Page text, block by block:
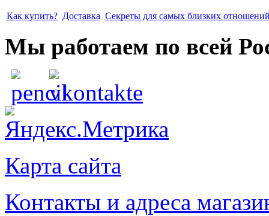
Как купить? Доставка Секреты для самых близких
Мы работаем по всей
Карта сайта
Контакты и адреса